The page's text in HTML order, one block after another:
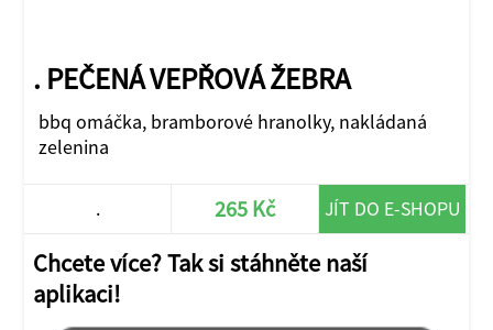
. PEČENÁ VEPŘOVÁ ŽEBRA
bbq omáčka, bramborové hranolky, nakládaná
zelenina
. 265 Kč JÍT DO E-SHOPU
Chcete více? Tak si stáhněte naší
aplikaci!